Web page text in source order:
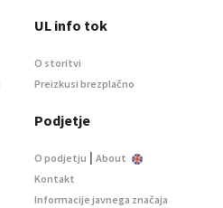
UL info tok
O storitvi
Preizkusi brezplačno
Podjetje
O podjetju | About
Kontakt
Informacije javnega značaja